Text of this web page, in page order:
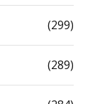
(299)
(289)